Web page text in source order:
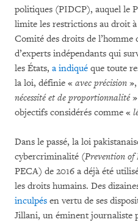
politiques (PIDCP), auquel le
limite les restrictions au droit
Comité des droits de l’homme
d’experts indépendants qui
les États, a indiqué que toute
la loi, définie « avec précision
nécessité et de proportionnalité»
objectifs considérés comme «
Dans le passé, la loi
cybercriminalité (Prevention of
PECA) de 2016 a déjà été
les droits humains. Des
inculpés en vertu de ses
Jillani, un éminent journaliste